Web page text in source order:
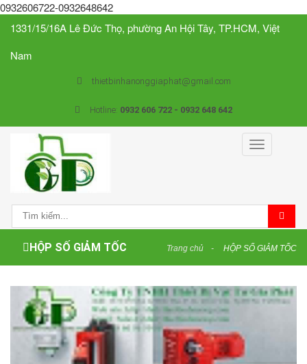
0932606722-0932648642
1331/15/16A Lê Đức Thọ, phường An Hội Tây, TP.HCM, Việt
Nam
thietbinhanonggiaphat@gmail.com
Hotline: 0932 606 722 - 0932 648 642
Toggle
navigation
HỘP SỐ GIẢM TỐC Trang chủ HỘP SỐ GIẢM TỐC